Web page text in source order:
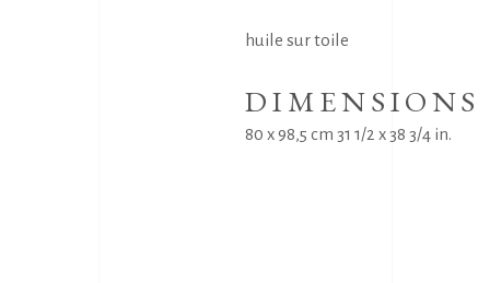
huile sur toile
DIMENSIONS
80 x 98,5 cm 31 1/2 x 38 3/4 in.